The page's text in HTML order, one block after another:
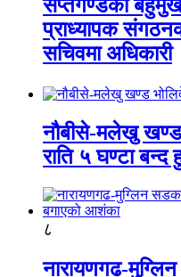
सप्तगण्डकी
प्राध्यापक
सचिवमा अधिकारी
नौबीसे-मलेखु
राति ५ घण्टा बन्द
८
नारायणगढ-